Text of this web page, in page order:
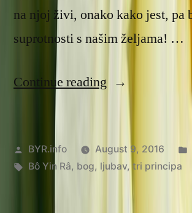
na njoj živi, onako kako jest, pa
suprotnosti s našim željama! …
Continue reading “Tri
principa”
Posted
by
BYR.info August 9, 2016
Tags:
Bô Yin Râ, bog, ljubav, tri principa